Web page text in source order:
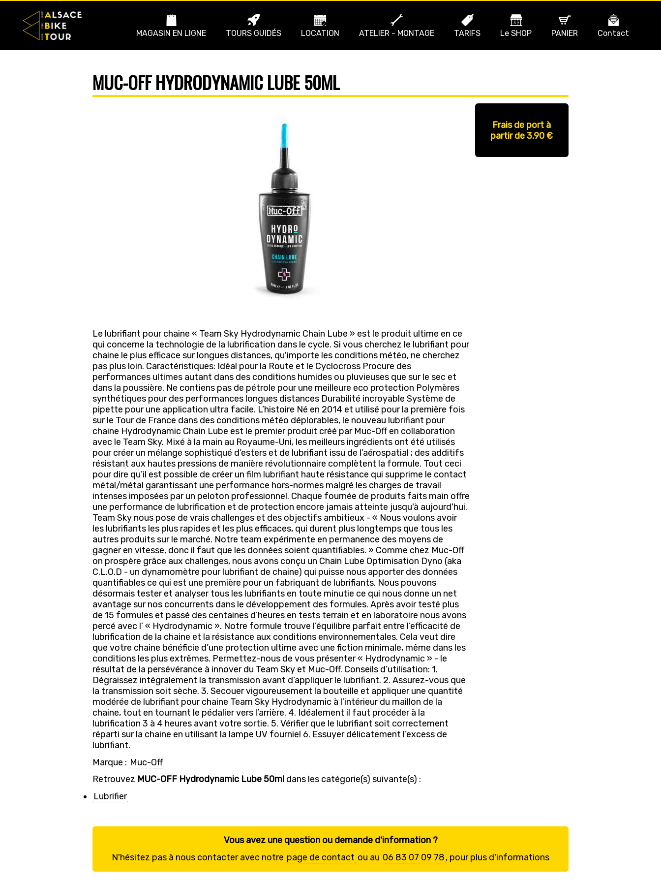
MAGASIN EN LIGNE TOURS GUIDÉS LOCATION ATELIER - MONTAGE TARIFS Le SHOP PANIER Contact
MUC-OFF HYDRODYNAMIC LUBE 50ML
Le lubrifiant pour chaine « Team Sky Hydrodynamic Chain Lube » est le produit ultime en ce
qui concerne la technologie de la lubrification dans le cycle. Si vous cherchez le lubrifiant pour
chaine le plus efficace sur longues distances, qu'importe les conditions météo, ne cherchez
pas plus loin. Caractéristiques: Idéal pour la Route et le Cyclocross Procure des
performances ultimes autant dans des conditions humides ou pluvieuses que sur le sec et
dans la poussière. Ne contiens pas de pétrole pour une meilleure eco protection Polymères
synthétiques pour des performances longues distances Durabilité incroyable Système de
pipette pour une application ultra facile. L’histoire Né en 2014 et utilisé pour la première fois
sur le Tour de France dans des conditions météo déplorables, le nouveau lubrifiant pour
chaine Hydrodynamic Chain Lube est le premier produit créé par Muc-Off en collaboration
avec le Team Sky. Mixé à la main au Royaume-Uni, les meilleurs ingrédients ont été utilisés
pour créer un mélange sophistiqué d’esters et de lubrifiant issu de l’aérospatial ; des additifs
résistant aux hautes pressions de manière révolutionnaire complètent la formule. Tout ceci
pour dire qu’il est possible de créer un film lubrifiant haute résistance qui supprime le contact
métal/métal garantissant une performance hors-normes malgré les charges de travail
intenses imposées par un peloton professionnel. Chaque fournée de produits faits main offre
une performance de lubrification et de protection encore jamais atteinte jusqu'à aujourd'hui.
Team Sky nous pose de vrais challenges et des objectifs ambitieux - « Nous voulons avoir
les lubrifiants les plus rapides et les plus efficaces, qui durent plus longtemps que tous les
autres produits sur le marché. Notre team expérimente en permanence des moyens de
gagner en vitesse, donc il faut que les données soient quantifiables. » Comme chez Muc-Off
on prospère grâce aux challenges, nous avons conçu un Chain Lube Optimisation Dyno (aka
C.L.O.D - un dynamomètre pour lubrifiant de chaine) qui puisse nous apporter des données
quantifiables ce qui est une première pour un fabriquant de lubrifiants. Nous pouvons
désormais tester et analyser tous les lubrifiants en toute minutie ce qui nous donne un net
avantage sur nos concurrents dans le développement des formules. Après avoir testé plus
de 15 formules et passé des centaines d’heures en tests terrain et en laboratoire nous avons
percé avec l’ « Hydrodynamic ». Notre formule trouve l’équilibre parfait entre l’efficacité de
lubrification de la chaine et la résistance aux conditions environnementales. Cela veut dire
que votre chaine bénéficie d’une protection ultime avec une fiction minimale, même dans les
conditions les plus extrêmes. Permettez-nous de vous présenter « Hydrodynamic » - le
résultat de la persévérance à innover du Team Sky et Muc-Off. Conseils d’utilisation: 1.
Dégraissez intégralement la transmission avant d’appliquer le lubrifiant. 2. Assurez-vous que
la transmission soit sèche. 3. Secouer vigoureusement la bouteille et appliquer une quantité
modérée de lubrifiant pour chaine Team Sky Hydrodynamic à l’intérieur du maillon de la
chaine, tout en tournant le pédalier vers l’arrière. 4. Idéalement il faut procéder à la
lubrification 3 à 4 heures avant votre sortie. 5. Vérifier que le lubrifiant soit correctement
réparti sur la chaine en utilisant la lampe UV fournie! 6. Essuyer délicatement l’excess de
lubrifiant.
Marque : Muc-Off
Retrouvez MUC-OFF Hydrodynamic Lube 50ml dans les catégorie(s) suivante(s) :
Lubrifier
Frais de port à
partir de 3.90 €
Vous avez une question ou demande d'information ?
N'hésitez pas à nous contacter avec notre page de contact ou au 06 83 07 09 78, pour plus d'informations